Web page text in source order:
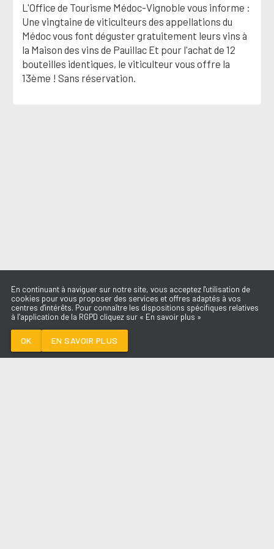
L'Office de Tourisme Médoc-Vignoble vous informe :
Une vingtaine de viticulteurs des appellations du
Médoc vous font déguster gratuitement leurs vins à
la Maison des vins de Pauillac Et pour l'achat de 12
bouteilles identiques, le viticulteur vous offre la
13ème ! Sans réservation.
En continuant à naviguer sur notre site, vous acceptez l'utilisation de
cookies pour vous proposer des services et offres adaptés à vos
centres d'intérêts. Pour connaître les dispositions spécifiques relatives
à l’application de la RGPD cliquez sur « En savoir plus »
OK EN SAVOIR PLUS